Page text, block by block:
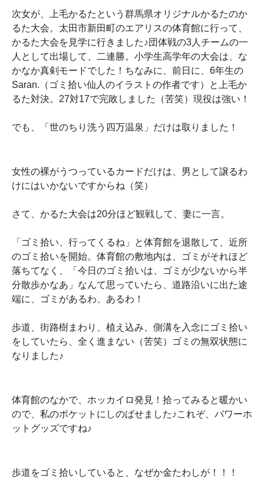
次女が、上毛かるたという群馬県オリジナルかるたのか
るた大会。太田市新田町のエアリスの体育館に行って、
かるた大会を見学に行きました♪団体戦の3人チームの一
人として出場して、二連勝。小学生高学年の大会は、な
かなか真剣モードでした！ちなみに、前日に、6年生の
Saran.（ゴミ拾い仙人のイラストの作者です）と上毛か
るた対決。27対17で完敗しました（苦笑）現役は強い！
でも、「世のちり洗う四万温泉」だけは取りました！
女性の裸がうつっているカードだけは、男として譲るわ
けにはいかないですからね（笑）
さて、かるた大会は20分ほど観戦して、妻に一言。
「ゴミ拾い、行ってくるね」と体育館を退散して、近所
のゴミ拾いを開始。体育館の敷地内は、ゴミがそれほど
落ちてなく、「今日のゴミ拾いは、ゴミが少ないから半
分散歩かなあ」なんて思っていたら、道路沿いに出た途
端に、ゴミがあるわ、あるわ！
歩道、街路樹まわり、植え込み、側溝を入念にゴミ拾い
をしていたら、全く進まない（苦笑）ゴミの無双状態に
なりました♪
体育館のなかで、ホッカイロ発見！拾ってみると暖かい
ので、私のポケットにしのばせました♪これぞ、パワーホ
ットグッズですね♪
歩道をゴミ拾いしていると、なぜか金たわしが！！！